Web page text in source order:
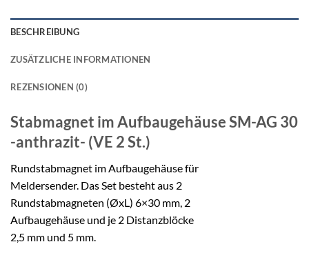
BESCHREIBUNG
ZUSÄTZLICHE INFORMATIONEN
REZENSIONEN (0)
Stabmagnet im AufbaugehäuseSM-AG 30
-anthrazit- (VE 2 St.)
Rundstabmagnet im Aufbaugehäuse für
Meldersender. Das Set besteht aus 2
Rundstabmagneten (ØxL) 6×30 mm, 2
Aufbaugehäuse und je 2 Distanzblöcke
2,5 mm und 5 mm.